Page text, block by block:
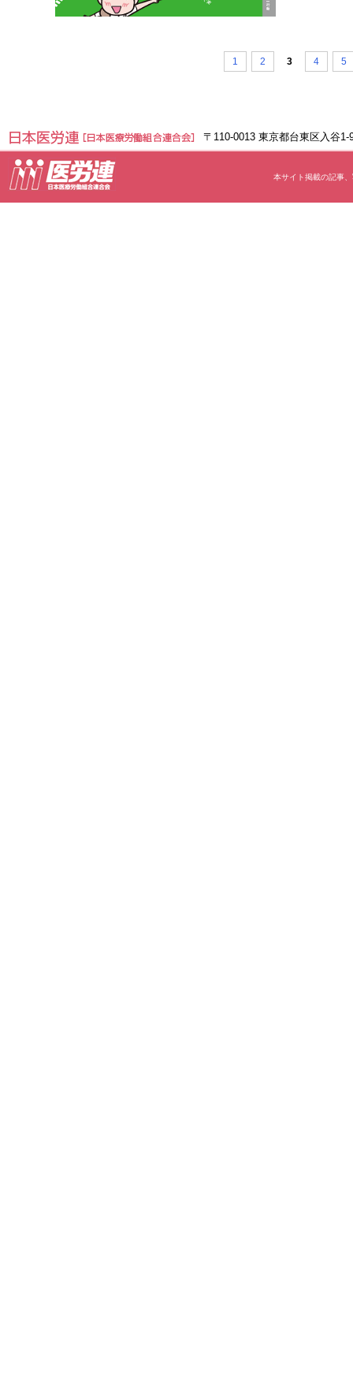
1 2 3 4 5
〒110-0013 東京都台東区入谷
本サイト掲載の記事